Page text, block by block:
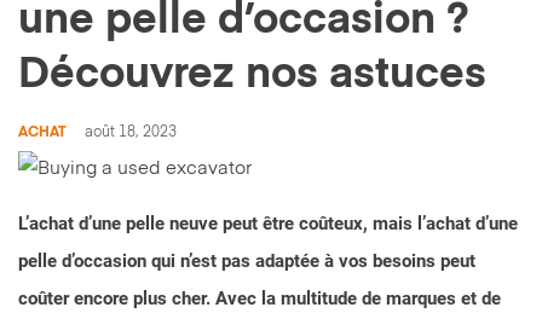
une pelle d’occasion ?
Découvrez nos astuces
ACHAT août 18, 2023
L’achat d’une pelle neuve peut être coûteux, mais l’achat d’une
pelle d’occasion qui n’est pas adaptée à vos besoins peut
coûter encore plus cher. Avec la multitude de marques et de